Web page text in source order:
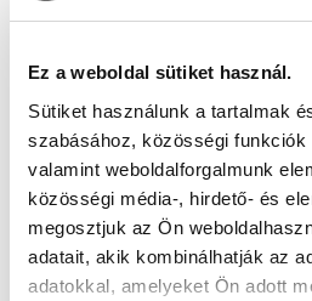
Ez a weboldal sütiket használ.
Sütiket használunk a tartalmak
szabásához, közösségi funkciók
valamint weboldalforgalmunk
közösségi média-, hirdető- és
megosztjuk az Ön
adatait, akik kombinálhatják az
adatokkal, amelyeket Ön adott
BARKÓCZI: „NAGYON
HOGY JÁTSZHATTAM
(VIDEÓ)
2023-05-23
A Gyirmót ellen gólt szerző
Barkóczi Benedekkel